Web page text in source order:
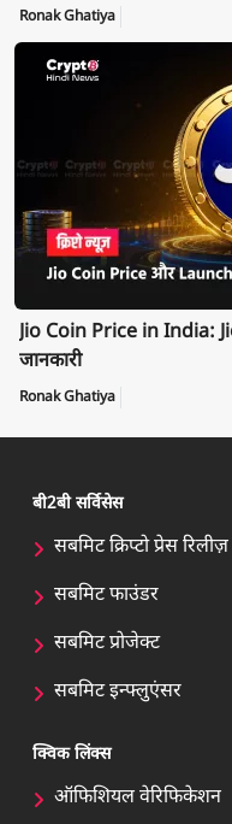
Ronak Ghatiya
Jio Coin Price in India:
जानकारी
Ronak Ghatiya
बी2बी सर्विसेस
सबमिट क्रिप्टो प्रेस रिलीज़
सबमिट फाउंडर
सबमिट प्रोजेक्ट
सबमिट इन्फ्लुएंसर
क्विक लिंक्स
ऑफिशियल वेरिफिकेशन